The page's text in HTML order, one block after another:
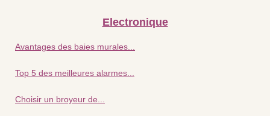
Electronique
Avantages des baies murales...
Top 5 des meilleures alarmes...
Choisir un broyeur de...